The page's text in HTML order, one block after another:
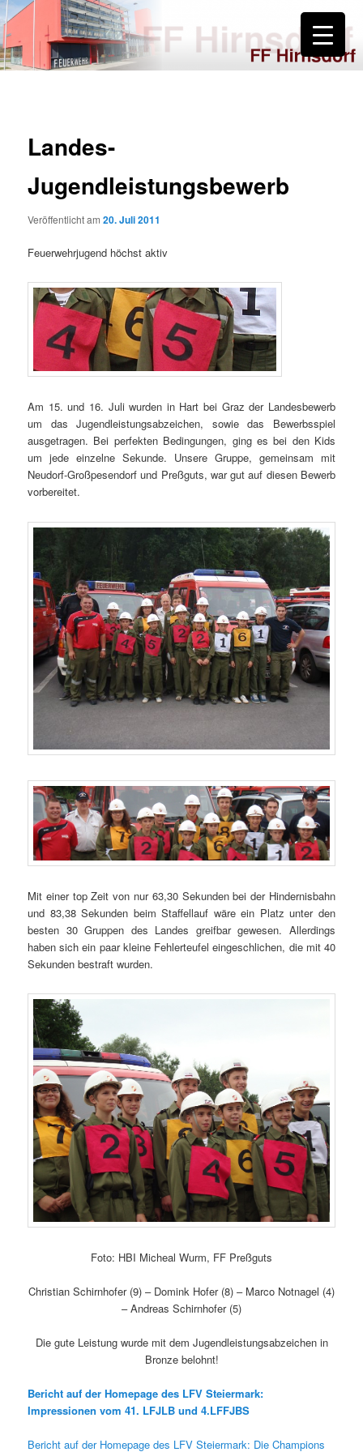
Zum
primären
Inhalt
springenFF Hirnsdorf
Landes-
Jugendleistungsbewerb
Veröffentlicht am20. Juli 2011
Feuerwehrjugend höchst aktiv
Am 15. und 16. Juli wurden in Hart bei Graz der Landesbewerb
um das Jugendleistungsabzeichen, sowie das Bewerbsspiel
ausgetragen. Bei perfekten Bedingungen, ging es bei den Kids
um jede einzelne Sekunde. Unsere Gruppe, gemeinsam mit
Neudorf-Großpesendorf und Preßguts, war gut auf diesen Bewerb
vorbereitet.
Mit einer top Zeit von nur 63,30 Sekunden bei der Hindernisbahn
und 83,38 Sekunden beim Staffellauf wäre ein Platz unter den
besten 30 Gruppen des Landes greifbar gewesen. Allerdings
haben sich ein paar kleine Fehlerteufel eingeschlichen, die mit 40
Sekunden bestraft wurden.
Foto: HBI Micheal Wurm, FF Preßguts
Christian Schirnhofer (9) – Domink Hofer (8) – Marco Notnagel (4)
– Andreas Schirnhofer (5)
Die gute Leistung wurde mit dem Jugendleistungsabzeichen in
Bronze belohnt!
Bericht auf der Homepage des LFV Steiermark:
Impressionen vom 41. LFJLB und 4.LFFJBS
Bericht auf der Homepage des LFV Steiermark: Die Champions